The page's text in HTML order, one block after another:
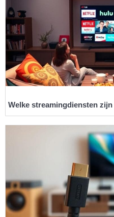
Welke streamingdiensten